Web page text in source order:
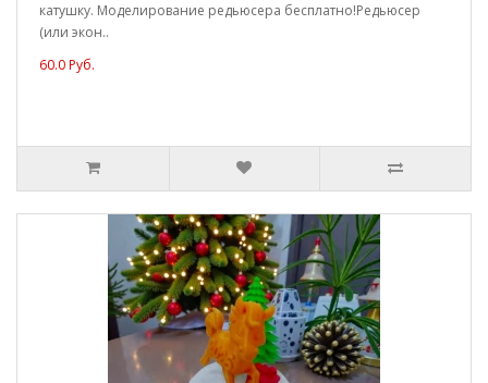
катушку. Моделирование редьюсера бесплатно!Редьюсер
(или экон..
60.0 Руб.